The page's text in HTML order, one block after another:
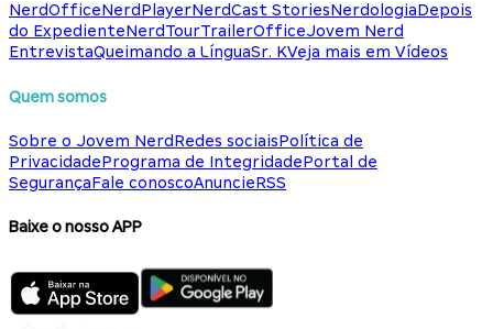
NerdOfficeNerdPlayerNerdCast StoriesNerdologiaDepois
do ExpedienteNerdTourTrailerOfficeJovem Nerd
EntrevistaQueimando a LínguaSr. KVeja mais em Vídeos
Quem somos
Sobre o Jovem NerdRedes sociaisPolítica de
PrivacidadePrograma de IntegridadePortal de
SegurançaFale conoscoAnuncieRSS
Baixe o nosso APP